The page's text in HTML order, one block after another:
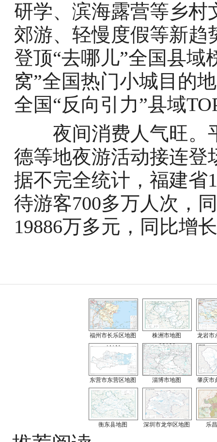
研学、滨海露营等乡村
郊游、轻慢度假等新趋
登顶“去哪儿”全国县域
窝”全国热门小城目的
全国“反向引力”县域
夜间消费人气旺。
德等地夜游活动接连登
据不完全统计，福建省
待游客700多万人次，
19886万多元，同比增
福州市长乐区地图 株洲市地图 龙岩市
东营市东营区地图 淄博市地图 肇庆市
衡东县地图 深圳市龙华区地图 乐